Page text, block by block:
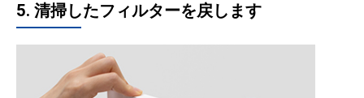
5. 清掃したフィルターを戻します